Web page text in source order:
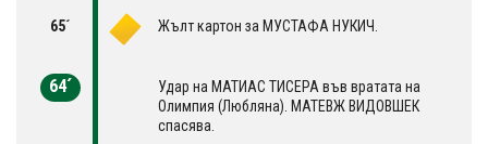
65´ Жълт картон за МУСТАФА НУКИЧ.
64´
Удар на МАТИАС ТИСЕРА във вратата на
Олимпия (Любляна). МАТЕВЖ ВИДОВШЕК
спасява.